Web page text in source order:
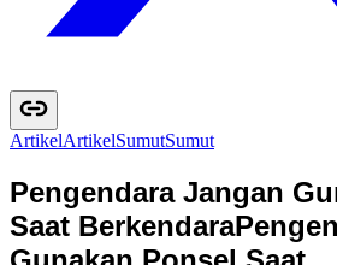
ArtikelArtikelSumutSumut
Pengendara Jangan
Saat Berkendara